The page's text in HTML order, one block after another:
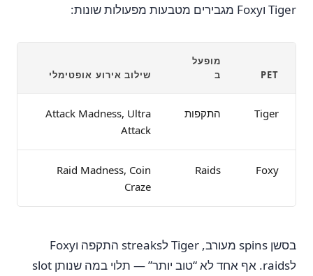
Tiger וFoxy מגבירים מטבעות מפעולות שונות:
PET
מופעל
ב
שילוב אירוע אופטימלי
Tiger התקפות
Attack Madness, Ultra
Attack
Foxy
Raids
Raid Madness, Coin
Craze
בסשן spins מעורב, Tiger לstreaks התקפה וFoxy
לraids. אף אחד לא “טוב יותר” — תלוי במה שנותן slot